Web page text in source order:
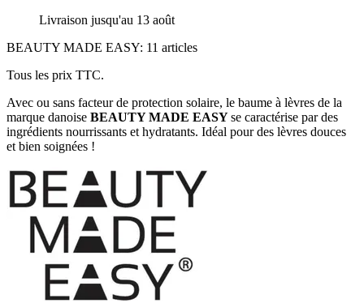
Livraison jusqu'au 13 août
BEAUTY MADE EASY: 11 articles
Tous les prix TTC.
Avec ou sans facteur de protection solaire, le baume à lèvres de la
marque danoise BEAUTY MADE EASYse caractérise par des
ingrédients nourrissants et hydratants. Idéal pour des lèvres douces
et bien soignées !